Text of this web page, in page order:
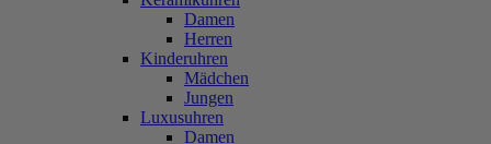
Damen
Herren
Kinderuhren
Mädchen
Jungen
Luxusuhren
Damen